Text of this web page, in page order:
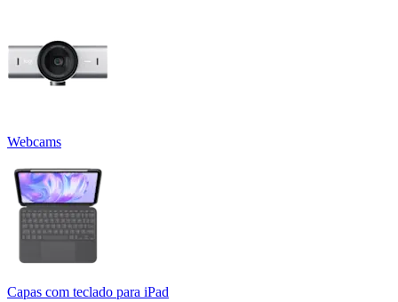
Webcams
Capas com teclado para iPad